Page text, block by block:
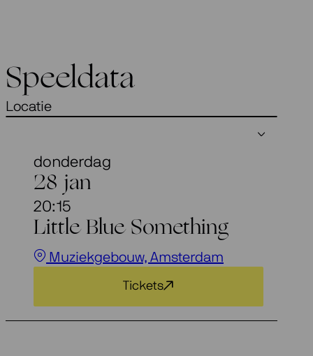
Speeldata
Locatie
donderdag
28 jan
20:15
Little Blue Something
Muziekgebouw, Amsterdam
Tickets